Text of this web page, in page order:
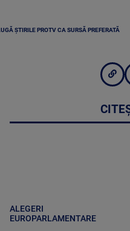
ȘTIRILE PROTV CA SURSĂ PREFERATĂ
ALEGERI
EUROPARLAMENTARE